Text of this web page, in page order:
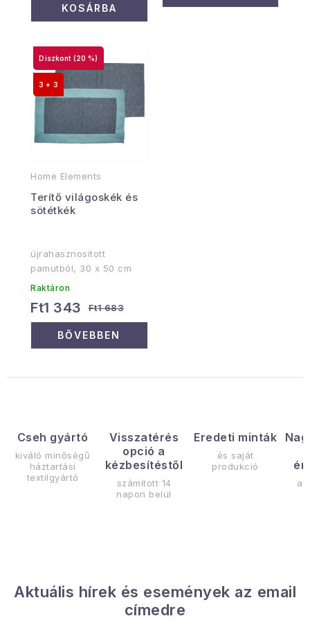
Cseh gyártó
kiváló minőségű
háztartási
textilgyártó
Visszatérés
opció a
kézbesítéstől
számított 14
napon belül
Eredeti minták
és saját
produkció
KOSÁRBA
Home Elements
Terítő világoskék és
sötétkék
(20 %)
3 + 3
újrahasznosított
pamutból, 30 x 50 cm
Raktáron
Ft1 343 Ft1 683
BŐVEBBEN
Aktuális hírek és események az email
címedre